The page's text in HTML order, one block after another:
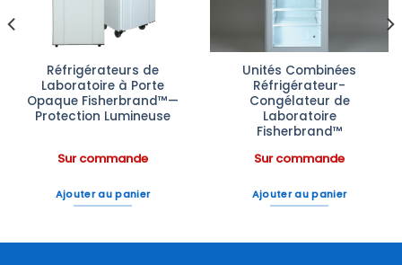
Réfrigérateurs de
Laboratoire à Porte
Opaque Fisherbrand™—
Protection Lumineuse
Sur commande
Ajouter au panier
Unités Combinées
Réfrigérateur-
Congélateur de
Laboratoire
Fisherbrand™
Sur commande
Ajouter au panier